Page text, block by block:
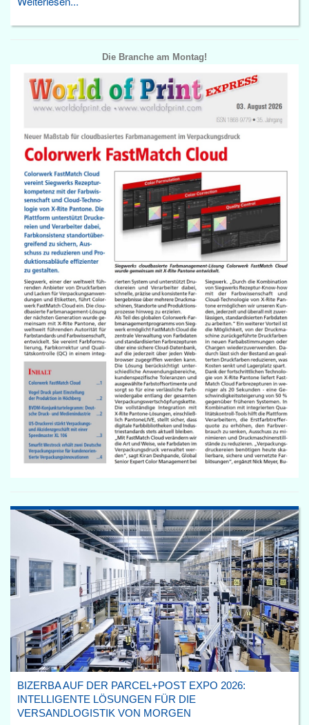
Die Branche am Montag!
BIZERBA AUF DER PARCEL+POST EXPO 2026:
INTELLIGENTE LÖSUNGEN FÜR DIE
VERSANDLOGISTIK VON MORGEN